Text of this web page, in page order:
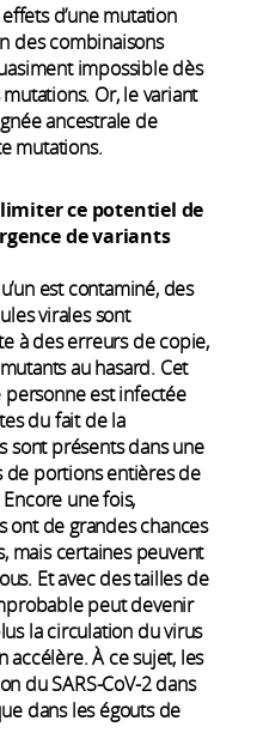
d’une mutation
des combinaisons
impossible dès
Or, le variant
ancestrale de
mutations.
ce potentiel de
de variants
est contaminé, des
virales sont
à des erreurs de copie,
au hasard. Cet
personne est infectée
du fait de la
sont présents dans une
de portions entières de
une fois,
ont de grandes chances
mais certaines peuvent
Et avec des tailles de
peut devenir
la circulation du virus
accélère. À ce sujet, les
du SARS-CoV-2 dans
dans les égouts de